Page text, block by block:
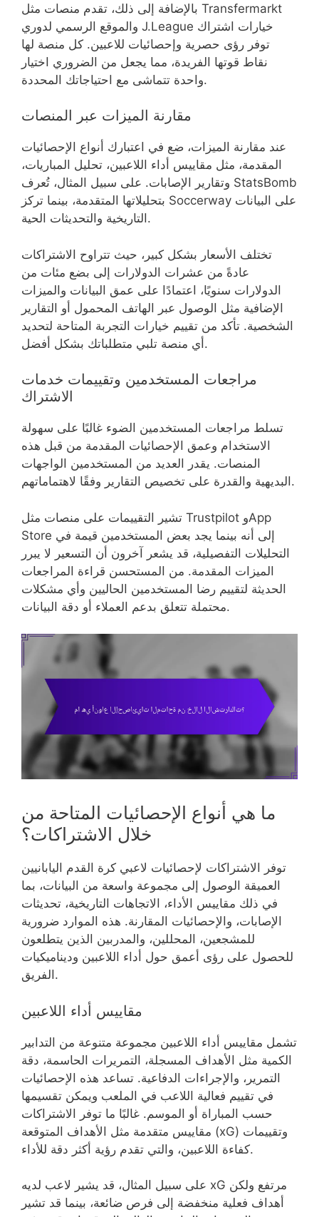
بالإضافة إلى ذلك، تقدم منصات مثل Transfermarkt
والموقع الرسمي لدوري J.League خيارات اشتراك
توفر رؤى حصرية وإحصائيات للاعبين. كل منصة لها
نقاط قوتها الفريدة، مما يجعل من الضروري اختيار
واحدة تتماشى مع احتياجاتك المحددة.
مقارنة الميزات عبر المنصات
عند مقارنة الميزات، ضع في اعتبارك أنواع الإحصائيات
المقدمة، مثل مقاييس أداء اللاعبين، تحليل المباريات،
وتقارير الإصابات. على سبيل المثال، تُعرف StatsBomb
بتحليلاتها المتقدمة، بينما تركز Soccerway على البيانات
التاريخية والتحديثات الحية.
تختلف الأسعار بشكل كبير، حيث تتراوح الاشتراكات
عادةً من عشرات الدولارات إلى بضع مئات من
الدولارات سنويًا، اعتمادًا على عمق البيانات والميزات
الإضافية مثل الوصول عبر الهاتف المحمول أو التقارير
الشخصية. تأكد من تقييم خيارات التجربة المتاحة لتحديد
أي منصة تلبي متطلباتك بشكل أفضل.
مراجعات المستخدمين وتقييمات خدمات
الاشتراك
تسلط مراجعات المستخدمين الضوء غالبًا على سهولة
الاستخدام وعمق الإحصائيات المقدمة من قبل هذه
المنصات. يقدر العديد من المستخدمين الواجهات
البديهية والقدرة على تخصيص التقارير وفقًا لاهتماماتهم.
تشير التقييمات على منصات مثل Trustpilot وApp
Store إلى أنه بينما يجد بعض المستخدمين قيمة في
التحليلات التفصيلية، قد يشعر آخرون أن التسعير لا يبرر
الميزات المقدمة. من المستحسن قراءة المراجعات
الحديثة لتقييم رضا المستخدمين الحاليين وأي مشكلات
محتملة تتعلق بدعم العملاء أو دقة البيانات.
ما هي أنواع الإحصائيات المتاحة من
خلال الاشتراكات؟
توفر الاشتراكات لإحصائيات لاعبي كرة القدم اليابانيين
العميقة الوصول إلى مجموعة واسعة من البيانات، بما
في ذلك مقاييس الأداء، الاتجاهات التاريخية، تحديثات
الإصابات، والإحصائيات المقارنة. هذه الموارد ضرورية
للمشجعين، المحللين، والمدربين الذين يتطلعون
للحصول على رؤى أعمق حول أداء اللاعبين وديناميكيات
الفريق.
مقاييس أداء اللاعبين
تشمل مقاييس أداء اللاعبين مجموعة متنوعة من التدابير
الكمية مثل الأهداف المسجلة، التمريرات الحاسمة، دقة
التمرير، والإجراءات الدفاعية. تساعد هذه الإحصائيات
في تقييم فعالية اللاعب في الملعب ويمكن تقسيمها
حسب المباراة أو الموسم. غالبًا ما توفر الاشتراكات
مقاييس متقدمة مثل الأهداف المتوقعة (xG) وتقييمات
كفاءة اللاعبين، والتي تقدم رؤية أكثر دقة للأداء.
على سبيل المثال، قد يشير لاعب لديه xG مرتفع ولكن
أهداف فعلية منخفضة إلى فرص ضائعة، بينما قد تشير